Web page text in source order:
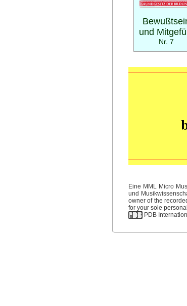
und
Nr. 7
Eine MML Micro
und
owner of the
for your sole
PDB